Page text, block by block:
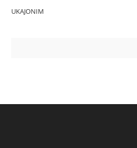
UKAJONIM